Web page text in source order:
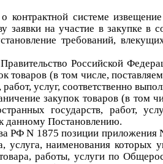
контрактной системе
на участие в закупке в
требований,
Российской
товаров (в том числе,
услуг, соответственно
закупок товаров (в том
государств, работ,
данному Постановлению.
РФ N 1875 позиции
услуга, наименования которых
работы, услуги по